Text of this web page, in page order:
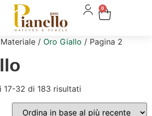
0
/ Oro Giallo / Pagina 2
17-32 di 183 risultati